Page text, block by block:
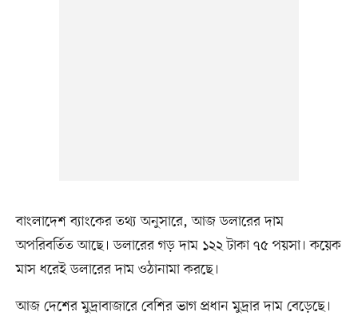
বাংলাদেশ ব্যাংকের তথ্য অনুসারে, আজ ডলারের দাম
অপরিবর্তিত আছে। ডলারের গড় দাম ১২২ টাকা ৭৫ পয়সা। কয়েক
মাস ধরেই ডলারের দাম ওঠানামা করছে।
আজ দেশের মুদ্রাবাজারে বেশির ভাগ প্রধান মুদ্রার দাম বেড়েছে।